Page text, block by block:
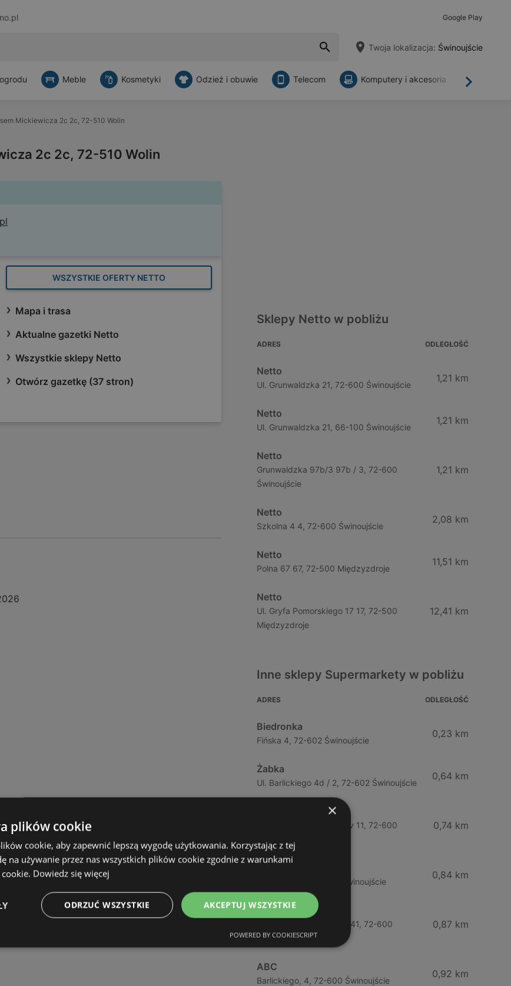
Google Play
Twoja lokalizacja: Świnoujście
Dalej
Meble Kosmetyki Odzież i obuwie Telecom Komputery i akcesoria
Mickiewicza 2c 2c, 72-510 Wolin
2c 2c, 72-510 Wolin
WSZYSTKIE OFERTY NETTO
Mapa i trasa
Aktualne gazetki Netto
Wszystkie sklepy Netto
Otwórz gazetkę (37 stron)
Sklepy Netto w pobliżu
ADRES ODLEGŁOŚĆ
Netto
Ul. Grunwaldzka 21, 72-600 Świnoujście
1,21 km
Netto
Ul. Grunwaldzka 21, 66-100 Świnoujście
1,21 km
Netto
Grunwaldzka 97b/3 97b / 3, 72-600
Świnoujście
1,21 km
Netto
Szkolna 4 4, 72-600 Świnoujście
2,08 km
Netto
Polna 67 67, 72-500 Międzyzdroje
11,51 km
Netto
Ul. Gryfa Pomorskiego 17 17, 72-500
Międzyzdroje
12,41 km
Inne sklepy Supermarkety w pobliżu
ADRES ODLEGŁOŚĆ
Biedronka
Fińska 4, 72-602 Świnoujście
0,23 km
Żabka
Ul. Barlickiego 4d / 2, 72-602 Świnoujście
0,64 km
Wybrzeze Władysława Iv 11, 72-600
0,74 km
Chrobrego 9, 72-600 Świnoujście
0,84 km
Lidl
Ul. Bohaterów Września 41, 72-600
Świnoujście
0,87 km
ABC
Barlickiego, 4, 72-600 Świnoujście
0,92 km
×
plików cookie
cookie, aby zapewnić lepszą wygodę użytkowania. Korzystając z tej
na używanie przez nas wszystkich plików cookie zgodnie z warunkami
Dowiedz się więcej
AKCEPTUJ WSZYSTKIE
ODRZUĆ WSZYSTKIE
POWERED BY COOKIESCRIPT